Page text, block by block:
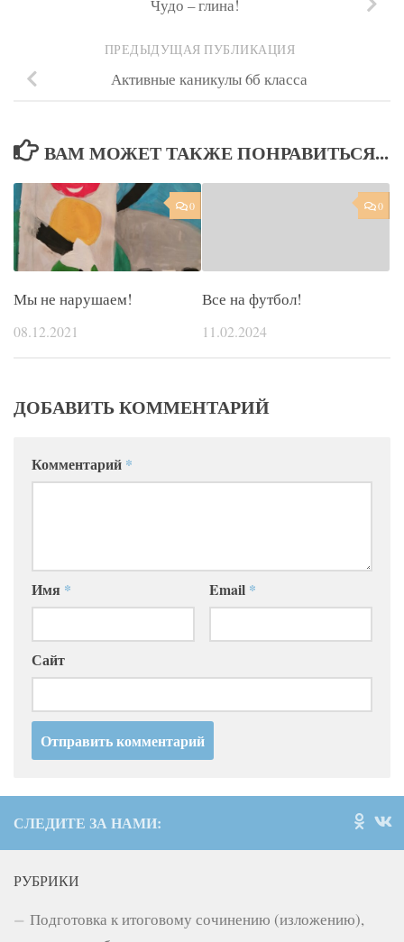
Чудо – глина!
ПРЕДЫДУЩАЯ ПУБЛИКАЦИЯ
Активные каникулы 6б класса
ВАМ МОЖЕТ ТАКЖЕ ПОНРАВИТЬСЯ...
0
Мы не нарушаем!
08.12.2021
0
Все на футбол!
11.02.2024
ДОБАВИТЬ КОММЕНТАРИЙ
Комментарий *
Имя * Email *
Сайт
СЛЕДИТЕ ЗА НАМИ:
РУБРИКИ
Подготовка к итоговому сочинению (изложению),